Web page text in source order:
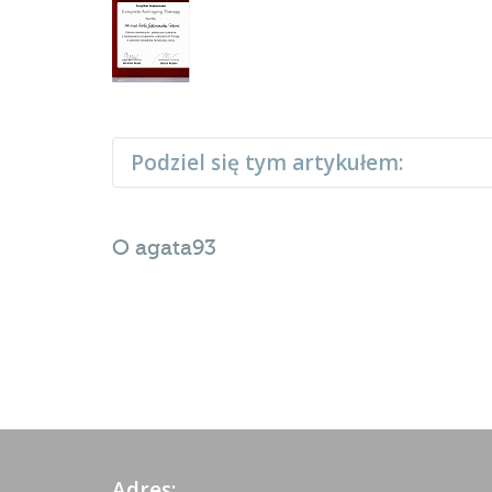
Podziel się tym artykułem:
O agata93